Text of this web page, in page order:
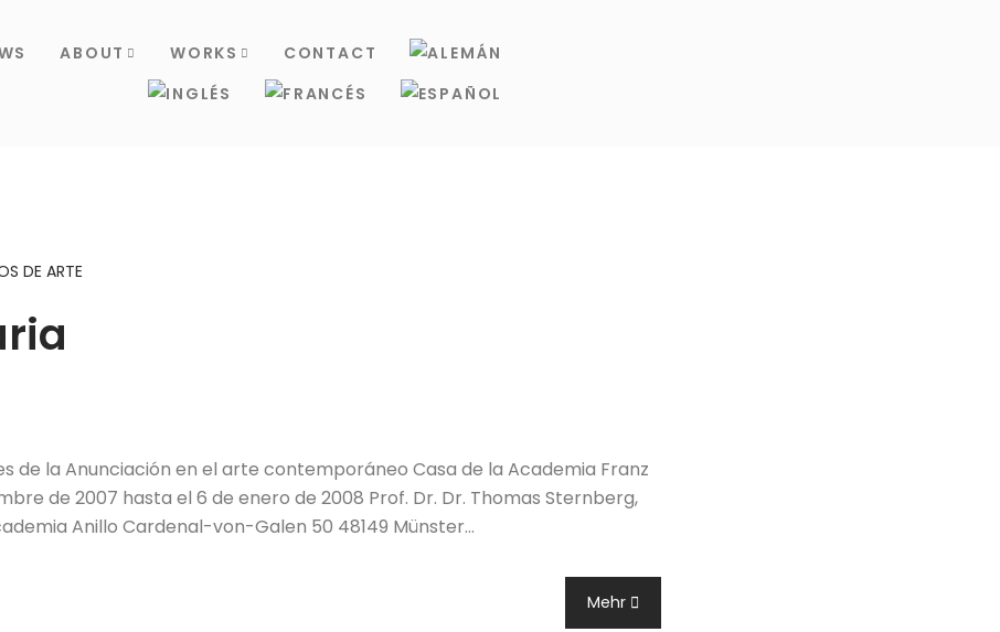
ABOUT WORKS CONTACT
DE ARTE
de la Anunciación en el arte contemporáneo Casa de la Academia Franz
de 2007 hasta el 6 de enero de 2008 Prof. Dr. Dr. Thomas Sternberg,
Anillo Cardenal-von-Galen 50 48149 Münster…
Mehr